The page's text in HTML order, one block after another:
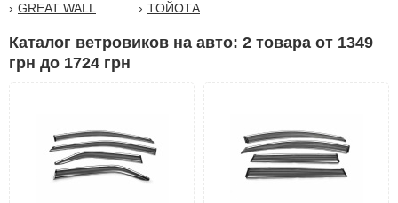
GREAT WALL TОЙОТА
Каталог ветровиков на авто: 2 товара от 1349
грн до 1724 грн